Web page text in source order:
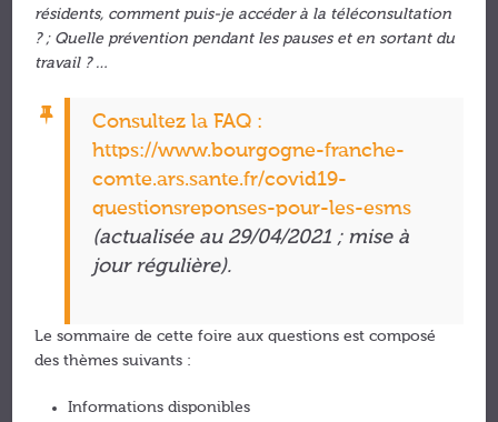
résidents, comment puis-je accéder à la téléconsultation
? ; Quelle prévention pendant les pauses et en sortant du
travail ? …
Consultez la FAQ :
https://www.bourgogne-franche-
comte.ars.sante.fr/covid19-
questionsreponses-pour-les-esms
(actualisée au 29/04/2021 ; mise à
jour régulière).
Le sommaire de cette foire aux questions est composé
des thèmes suivants :
Informations disponibles